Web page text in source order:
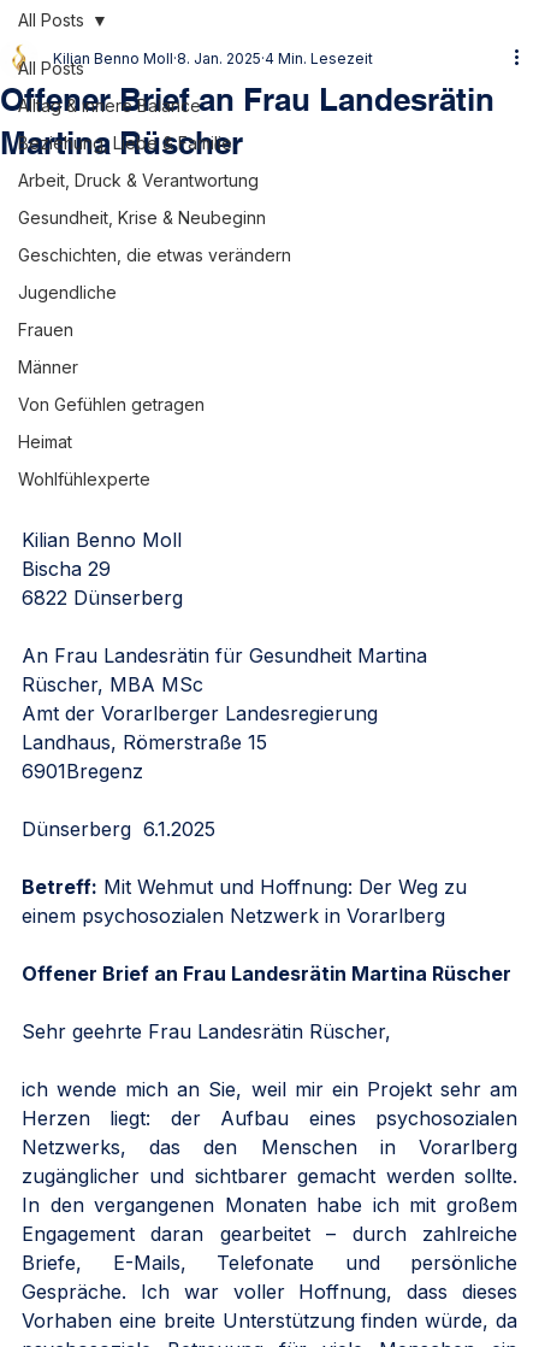
All Posts
Alltag & innere Balance
Beziehung, Liebe & Familie
Arbeit, Druck & Verantwortung
Gesundheit, Krise & Neubeginn
Geschichten, die etwas verändern
Jugendliche
Frauen
Männer
Von Gefühlen getragen
Heimat
Wohlfühlexperte
All Posts
Offener Brief an Frau Landesrätin
Martina Rüscher
Kilian Benno Moll 8. Jan. 2025 4 Min. Lesezeit
Kilian Benno Moll
Bischa 29
6822 Dünserberg
An Frau Landesrätin für Gesundheit Martina
Rüscher, MBA MSc
Amt der Vorarlberger Landesregierung
Landhaus, Römerstraße 15
6901Bregenz
Dünserberg  6.1.2025
Betreff: Mit Wehmut und Hoffnung: Der Weg zu
einem psychosozialen Netzwerk in Vorarlberg
Offener Brief an Frau Landesrätin Martina Rüscher
Sehr geehrte Frau Landesrätin Rüscher,
ich wende mich an Sie, weil mir ein Projekt sehr am
Herzen liegt: der Aufbau eines psychosozialen
Netzwerks, das den Menschen in Vorarlberg
zugänglicher und sichtbarer gemacht werden sollte.
In den vergangenen Monaten habe ich mit großem
Engagement daran gearbeitet – durch zahlreiche
Briefe, E-Mails, Telefonate und persönliche
Gespräche. Ich war voller Hoffnung, dass dieses
Vorhaben eine breite Unterstützung finden würde, da